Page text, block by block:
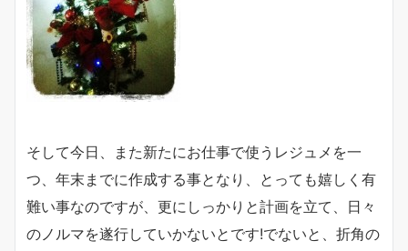
そして今日、また新たにお仕事で使うレジュメを一
つ、年末までに作成する事となり、とっても嬉しく有
難い事なのですが、更にしっかりと計画を立て、日々
のノルマを遂行していかないとです!でないと、折角の